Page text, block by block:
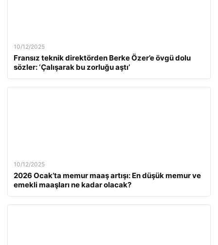
10/12/2025
Fransız teknik direktörden Berke Özer’e övgü dolu
sözler: ‘Çalışarak bu zorluğu aştı’
10/12/2025
2026 Ocak’ta memur maaş artışı: En düşük memur ve
emekli maaşları ne kadar olacak?